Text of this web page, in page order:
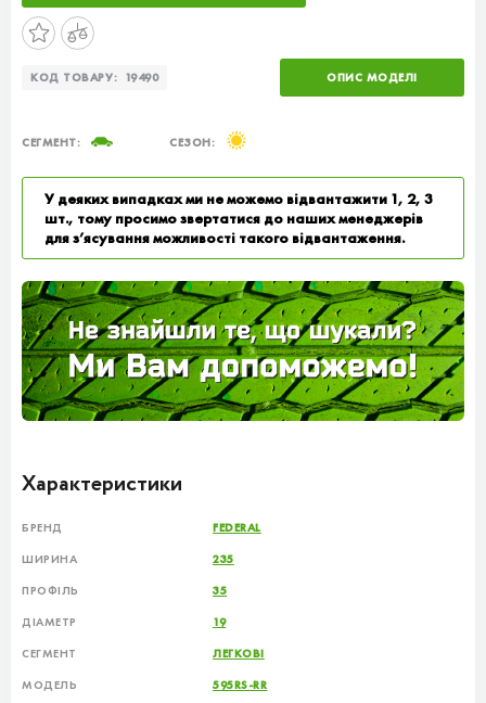
КОД ТОВАРУ: 19490 ОПИС МОДЕЛІ
СЕГМЕНТ: СЕЗОН:
У деяких випадках ми не можемо відвантажити 1, 2, 3
шт., тому просимо звертатися до наших менеджерів
для з’ясування можливості такого відвантаження.
Характеристики
БРЕНД FEDERAL
ШИРИНА 235
ПРОФІЛЬ 35
ДІАМЕТР 19
СЕГМЕНТ ЛЕГКОВІ
МОДЕЛЬ 595RS-RR